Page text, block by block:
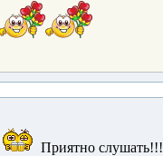
Приятно слушать!!!